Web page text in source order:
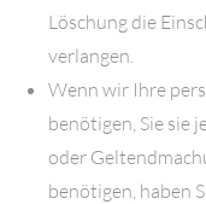
Löschung die
verlangen.
Wenn wir Ihre
benötigen, Sie sie
oder
benötigen, haben